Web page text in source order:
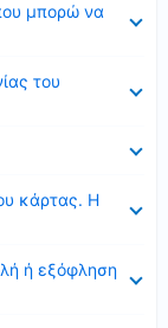
μπορώ να
του
κάρτας. Η
ή εξόφληση